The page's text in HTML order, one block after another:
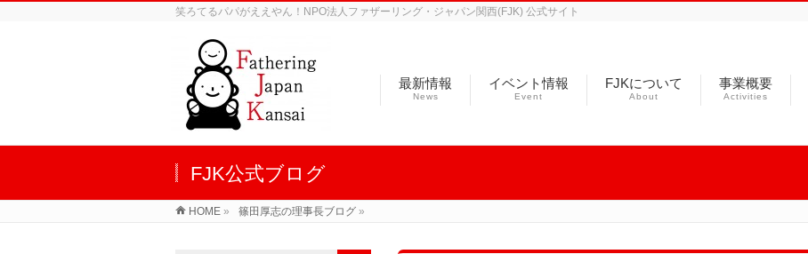
笑ろてるパパがええやん！NPO法人ファザーリング・ジャパン関西(FJK) 公式サイト
最新情報
News
イベント情報
Event
FJKについて
About
事業概要
Activities
FJK公式ブログ
HOME » 篠田厚志の理事長ブログ »